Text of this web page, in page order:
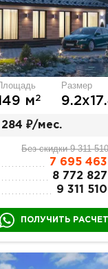
м2
Размер
₽/мес.
Без скидки 9 311
7 695 463
8 772
9 311
ПОЛУЧИТЬ РАСЧЕТ